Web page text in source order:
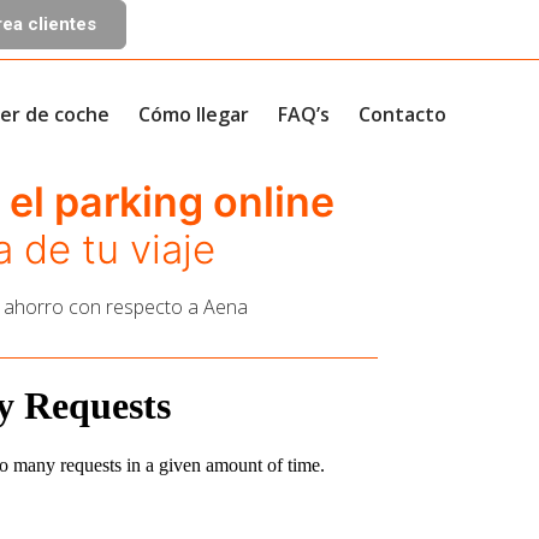
clientes
de coche Cómo llegar FAQ’s Contacto
el parking online
de tu viaje
con respecto a Aena